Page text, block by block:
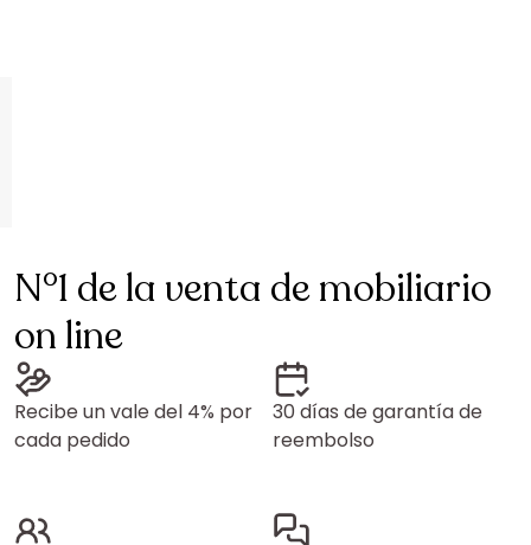
N°1 de la venta de mobiliario
on line
Recibe un vale del 4% por
cada pedido
30 días de garantía de
reembolso